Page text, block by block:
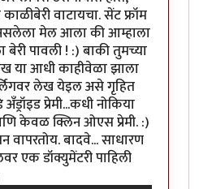
वाटायचा. सेंट फ्रॉम
असलेला मेल आला की आम्हाला
पावली ! :) बाकी तुमच्या
या आधी काहीवेळा झाला
लेख येइल असे गृहित
प्रेमी...कधी नोकिया
केवळ क्लिन ओएस प्रेमी. :)
वापरतोय. बादवे... साधारण
एक डॉक्युमेंटरी पाहिली